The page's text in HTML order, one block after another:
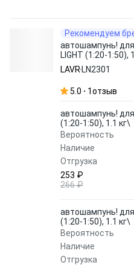
Рекомендуем
автошампунь!
LIGHT (1:20-1:50),
LAVR LN2301
5.0 1отзыв
автошампунь!
(1:20-1:50), 1.1 кг\
Вероятность
Наличие
Отгрузка
253 ₽
266 ₽
автошампунь!
(1:20-1:50), 1.1 кг\
Вероятность
Наличие
Отгрузка